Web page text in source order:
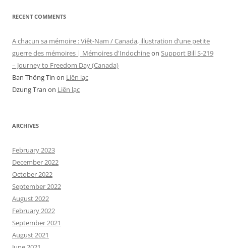
RECENT COMMENTS
A chacun sa mémoire : Viêt-Nam / Canada, illustration d’une petite
guerre des mémoires | Mémoires d'Indochineon Support Bill S-219
– Journey to Freedom Day (Canada)
Ban Thông Tin on Liên lạc
Dzung Tran on Liên lạc
ARCHIVES
February 2023
December 2022
October 2022
September 2022
August 2022
February 2022
September 2021
August 2021